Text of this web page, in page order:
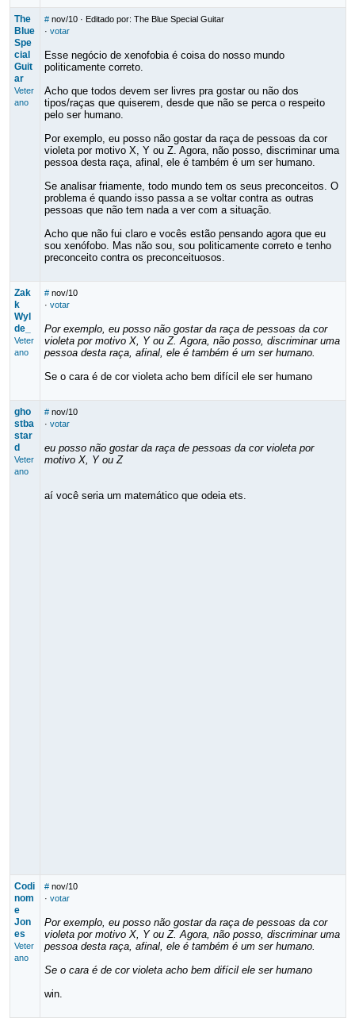
The
Blue
Spe
cial
Guit
ar
Veter
ano
# nov/10· Editado por: The Blue Special Guitar
· votar
Esse negócio de xenofobia é coisa do nosso mundo
politicamente correto.
Acho que todos devem ser livres pra gostar ou não dos
tipos/raças que quiserem, desde que não se perca o respeito
pelo ser humano.
Por exemplo, eu posso não gostar da raça de pessoas da cor
violeta por motivo X, Y ou Z. Agora, não posso, discriminar uma
pessoa desta raça, afinal, ele é também é um ser humano.
Se analisar friamente, todo mundo tem os seus preconceitos. O
problema é quando isso passa a se voltar contra as outras
pessoas que não tem nada a ver com a situação.
Acho que não fui claro e vocês estão pensando agora que eu
sou xenófobo. Mas não sou, sou politicamente correto e tenho
preconceito contra os preconceituosos.
Zak
k
Wyl
de_
Veter
ano
# nov/10
· votar
Por exemplo, eu posso não gostar da raça de pessoas da cor
violeta por motivo X, Y ou Z. Agora, não posso, discriminar uma
pessoa desta raça, afinal, ele é também é um ser humano.
Se o cara é de cor violeta acho bem difícil ele ser humano
gho
stba
star
d
Veter
ano
# nov/10
· votar
eu posso não gostar da raça de pessoas da cor violeta por
motivo X, Y ou Z
aí você seria um matemático que odeia ets.
Codi
nom
e
Jon
es
Veter
ano
# nov/10
· votar
Por exemplo, eu posso não gostar da raça de pessoas da cor
violeta por motivo X, Y ou Z. Agora, não posso, discriminar uma
pessoa desta raça, afinal, ele é também é um ser humano.
Se o cara é de cor violeta acho bem difícil ele ser humano
win.